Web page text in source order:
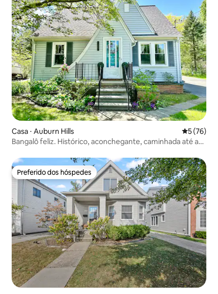
Casa ⋅ Auburn Hills 5 de uma
5 (76)
Bangalô feliz. Histórico, aconchegante, caminhada até a
Preferido dos hóspedes
Preferido dos hóspedes